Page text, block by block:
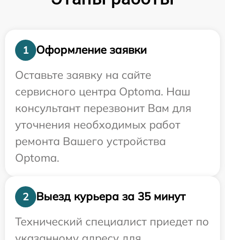
1
Оформление заявки
Оставьте заявку на сайте
сервисного центра Optoma. Наш
консультант перезвонит Вам для
уточнения необходимых работ
ремонта Вашего устройства
Optoma.
2
Выезд курьера за 35 минут
Технический специалист приедет по